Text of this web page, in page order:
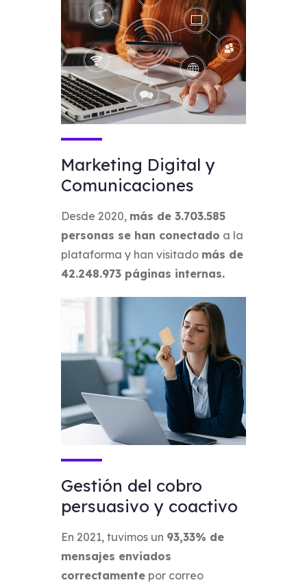
Marketing Digital y
Comunicaciones
Desde 2020, más de 3.703.585
personas se han conectado a la
plataforma y han visitado más de
42.248.973 páginas internas.
Gestión del cobro
persuasivo y coactivo
En 2021, tuvimos un 93,33% de
mensajes enviados
correctamente por correo